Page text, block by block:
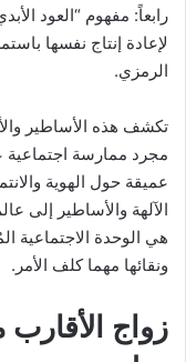
رابعاً: مفهوم “العود
لإعادة إنتاج نفسها
الرمزي.
تكشف هذه الأساطير
مجرد ممارسة اجتماعية
عميقة حول الهوية
الآلهة والأساطير إلى
هي الوحدة الاجتماعية
ونقائها مهما كلف الأمر.
زواج